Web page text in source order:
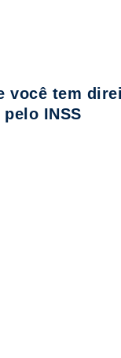
você tem
INSS